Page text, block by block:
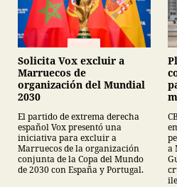
Solicita Vox excluir a
Marruecos de
organización del Mundial
2030
El partido de extrema derecha
español Vox presentó una
iniciativa para excluir a
Marruecos de la organización
conjunta de la Copa del Mundo
de 2030 con España y Portugal.
a